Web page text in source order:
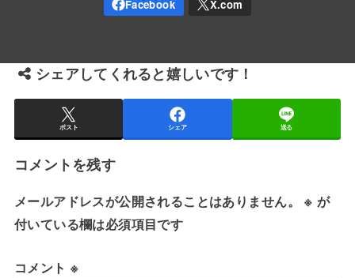
シェアしてくれると嬉しいです！
ポスト シェア 送る
コメントを残す
メールアドレスが公開されることはありません。 ※ が
付いている欄は必須項目です
コメント ※